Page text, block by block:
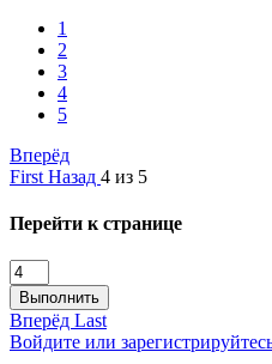
1
2
3
4
5
Вперёд
First Назад 4 из 5
Перейти к странице
Выполнить
Вперёд Last
Войдите или